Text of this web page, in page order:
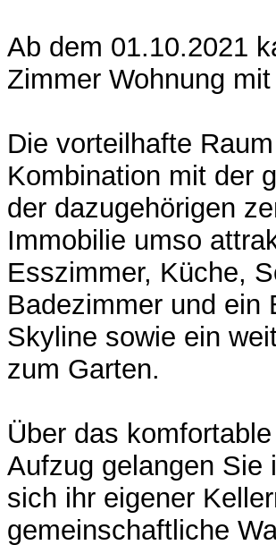
Ab dem 01.10.2021
Zimmer Wohnung
Die vorteilhafte
Kombination mit der
der dazugehörigen
Immobilie umso
Esszimmer, Küche,
Badezimmer und ein
Skyline sowie ein
zum Garten.
Über das
Aufzug gelangen Sie
sich ihr eigener
gemeinschaftliche